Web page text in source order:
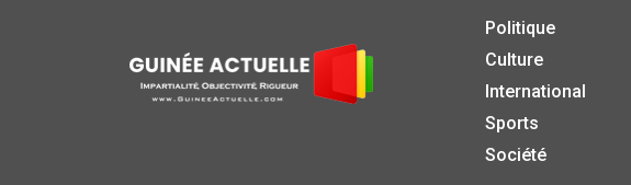
Politique
Culture
International
Sports
Société